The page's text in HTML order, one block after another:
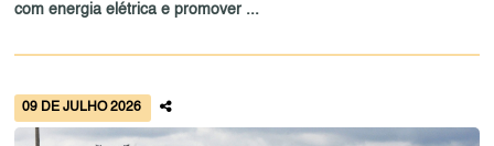
com energia elétrica e promover ...
09 DE JULHO 2026